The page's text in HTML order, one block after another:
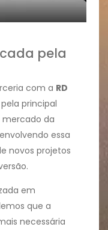
pela
com a RD
principal
da
essa
novos projetos
em
que a
necessária